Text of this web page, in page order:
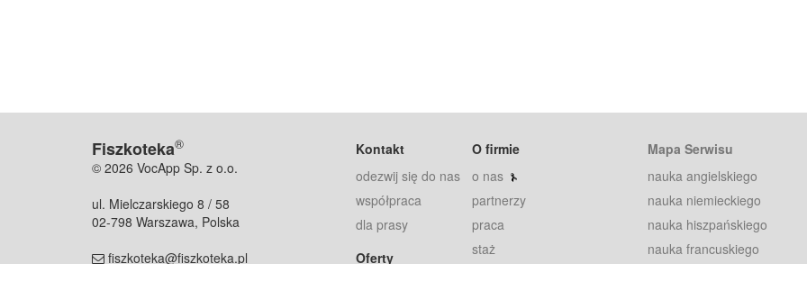
Fiszkoteka®
© 2026 VocApp Sp. z o.o.
ul. Mielczarskiego 8 / 58
02-798 Warszawa, Polska
fiszkoteka@fiszkoteka.pl
Kontakt
odezwij się do nas
współpraca
dla prasy
Oferty
O firmie
o nas
partnerzy
praca
staż
Mapa Serwisu
nauka angielskiego
nauka niemieckiego
nauka hiszpańskiego
nauka francuskiego